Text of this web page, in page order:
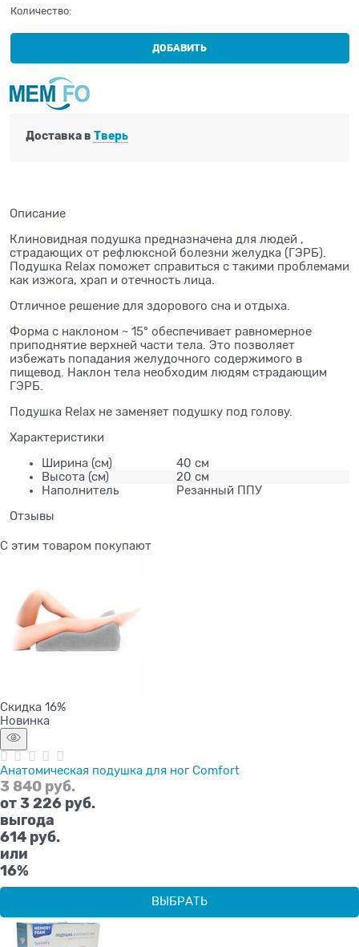
Количество:
ДОБАВИТЬ
Доставка в Тверь
Описание
Клиновидная подушка предназначена для людей ,
страдающих от рефлюксной болезни желудка (ГЭРБ).
Подушка Relax поможет справиться с такими проблемами
как изжога, храп и отечность лица.
Отличное решение для здорового сна и отдыха.
Форма с наклоном ~ 15° обеспечивает равномерное
приподнятие верхней части тела. Это позволяет
избежать попадания желудочного содержимого в
пищевод. Наклон тела необходим людям страдающим
ГЭРБ.
Подушка Relax не заменяет подушку под голову.
Характеристики
Ширина (см)
40 см
Высота (см)
20 см
Наполнитель
Резанный ППУ
Отзывы
С этим товаром покупают
Скидка 16%
Новинка
Анатомическая подушка для ног Comfort
3 840 руб.
от3 226 руб.
выгода
614 руб.
или
16%
ВЫБРАТЬ